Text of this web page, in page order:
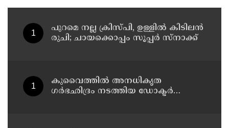
പുറമെ നല്ല ക്രിസ്പി, ഉള്ളിൽ കിടിലൻ
രുചി; ചായക്കൊപ്പം സൂപ്പർ സ്നാക്ക്
കുവൈത്തില്‍ അനധികൃത
ഗര്‍ഭഛിദ്രം നടത്തിയ ഡോക്ടര്‍